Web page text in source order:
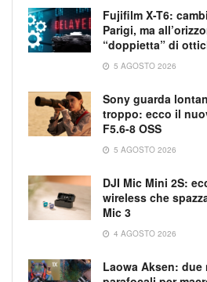
Fujifilm X-T6:
Parigi, ma
“doppietta” di
5 AGOSTO 2026
Sony guarda
troppo: ecco il
F5.6-8 OSS
5 AGOSTO 2026
DJI Mic Mini 2S:
wireless che
Mic 3
4 AGOSTO 2026
Laowa Aksen: